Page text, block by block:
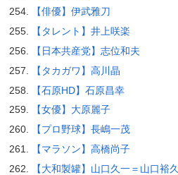
【俳優】伊武雅刀
【タレント】井上咲楽
【日本共産党】志位和夫
【タカガワ】高川晶
【石原HD】石原昌幸
【女優】大原麗子
【プロ野球】長嶋一茂
【マラソン】高橋尚子
【大和製罐】山口久一＝山口裕久